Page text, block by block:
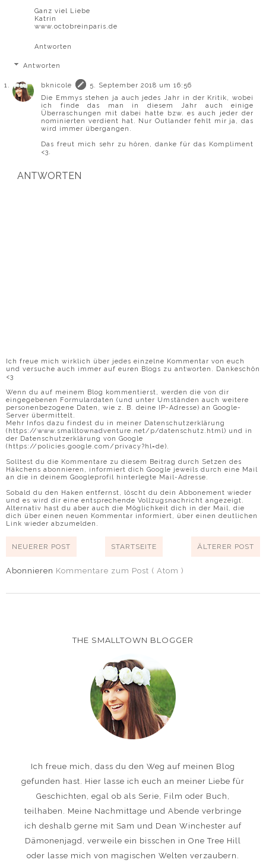
Ganz viel Liebe
Katrin
www.octobreinparis.de
Antworten
Antworten
bknicole
5. September 2018 um 16:56
Die Emmys stehen ja auch jedes Jahr in der Kritik, wobei
ich finde das man in diesem Jahr auch einige
Überraschungen mit dabei hatte bzw. es auch jeder der
nominierten verdient hat. Nur Outlander fehlt mir ja, das
wird immer übergangen.
Das freut mich sehr zu hören, danke für das Kompliment
<3.
ANTWORTEN
Ich freue mich wirklich über jedes einzelne Kommentar von euch
und versuche auch immer auf euren Blogs zu antworten. Dankeschön
<3
Wenn du auf meinem Blog kommentierst, werden die von dir
eingegebenen Formulardaten (und unter Umständen auch weitere
personenbezogene Daten, wie z. B. deine IP-Adresse) an Google-
Server übermittelt.
Mehr Infos dazu findest du in meiner Datenschutzerklärung
(https://www.smalltownadventure.net/p/datenschutz.html) und in
der Datenschutzerklärung von Google
(https://policies.google.com/privacy?hl=de).
Solltest du die Kommentare zu diesem Beitrag durch Setzen des
Häkchens abonnieren, informiert dich Google jeweils durch eine Mail
an die in deinem Googleprofil hinterlegte Mail-Adresse.
Sobald du den Haken entfernst, löscht du dein Abbonement wieder
und es wird dir eine entsprechende Vollzugsnachricht angezeigt.
Alternativ hast du aber auch die Möglichkeit dich in der Mail, die
dich über einen neuen Kommentar informiert, über einen deutlichen
Link wieder abzumelden.
NEUERER POST ÄLTERER POST
STARTSEITE
Abonnieren Kommentare zum Post ( Atom )
THE SMALLTOWN BLOGGER
Ich freue mich, dass du den Weg auf meinen Blog
gefunden hast. Hier lasse ich euch an meiner Liebe für
Geschichten, egal ob als Serie, Film oder Buch,
teilhaben. Meine Nachmittage und Abende verbringe
ich deshalb gerne mit Sam und Dean Winchester auf
Dämonenjagd, verweile ein bisschen in One Tree Hill
oder lasse mich von magischen Welten verzaubern.